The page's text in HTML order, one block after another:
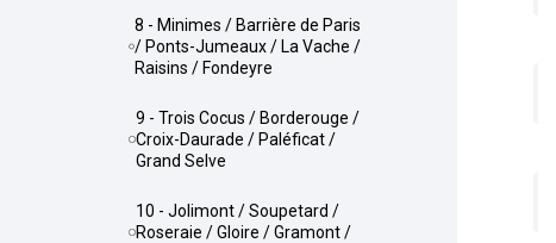
8 - Minimes / Barrière de Paris
/ Ponts-Jumeaux / La Vache /
Raisins / Fondeyre
9 - Trois Cocus / Borderouge /
Croix-Daurade / Paléficat /
Grand Selve
10 - Jolimont / Soupetard /
Roseraie / Gloire / Gramont /